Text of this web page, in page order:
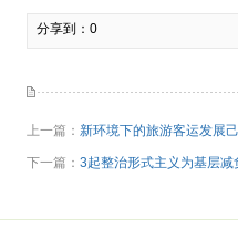
分享到： 0
上一篇： 新环境下的旅游客运发展
下一篇： 3起整治形式主义为基层